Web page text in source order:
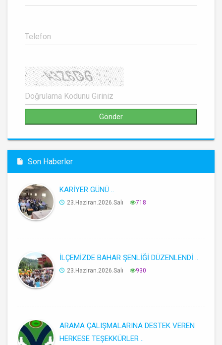
Son Haberler
KARİYER GÜNÜ ..
23.Haziran.2026.Salı 718
İLÇEMİZDE BAHAR ŞENLİĞİ DÜZENLENDİ ..
23.Haziran.2026.Salı 930
ARAMA ÇALIŞMALARINA DESTEK VEREN
HERKESE TEŞEKKÜRLER ..